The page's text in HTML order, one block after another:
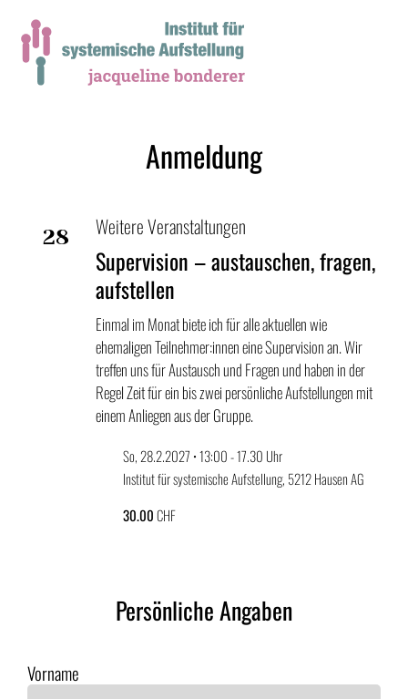
Anmeldung
28 Weitere Veranstaltungen
Supervision – austauschen, fragen,
aufstellen
Einmal im Monat biete ich für alle aktuellen wie
ehemaligen Teilnehmer:innen eine Supervision an. Wir
treffen uns für Austausch und Fragen und haben in der
Regel Zeit für ein bis zwei persönliche Aufstellungen mit
einem Anliegen aus der Gruppe.
So, 28.2.2027 • 13:00 - 17.30 Uhr
Institut für systemische Aufstellung, 5212 Hausen AG
30.00CHF
Persönliche Angaben
Vorname